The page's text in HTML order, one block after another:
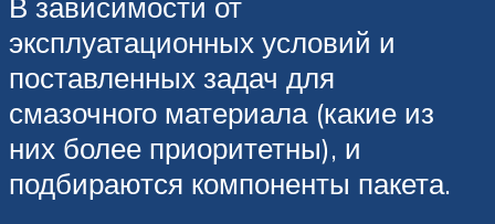
эксплуатационных условий и
поставленных задач для
смазочного материала (какие из
них более приоритетны), и
подбираются компоненты пакета.